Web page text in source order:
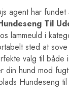
agent har fundet
Til
lammeuld i
sted at
valg til både
din hund mod
Hundeseng